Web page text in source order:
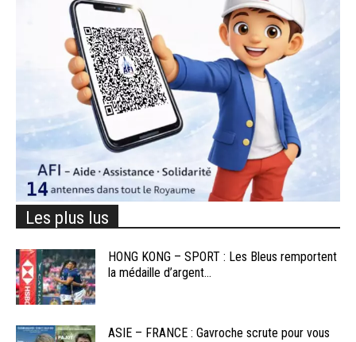
Les plus lus
HONG KONG – SPORT : Les Bleus remportent
la médaille d’argent...
ASIE – FRANCE : Gavroche scrute pour vous